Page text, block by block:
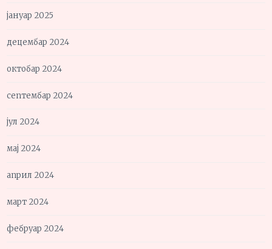
јануар 2025
децембар 2024
октобар 2024
септембар 2024
јул 2024
мај 2024
април 2024
март 2024
фебруар 2024